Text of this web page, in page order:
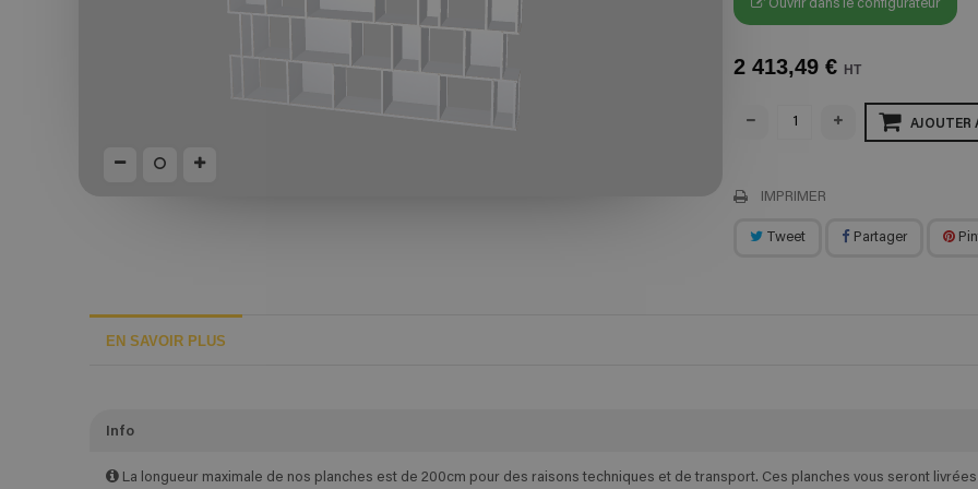
Ouvrir dans le configurateur
2 413,49 € HT
AJOUTER
IMPRIMER
Tweet Partager
EN SAVOIR PLUS
Info
La longueur maximale de nos planches est de 200cm pour des raisons techniques et de transport. Ces planches vous seront